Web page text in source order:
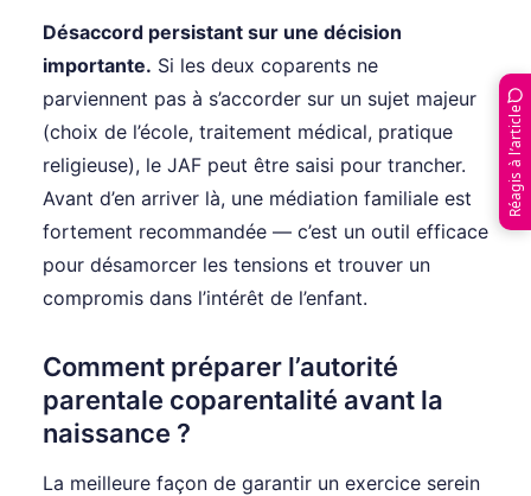
Désaccord persistant sur une décision
importante. Si les deux coparents ne
parviennent pas à s’accorder sur un sujet majeur
(choix de l’école, traitement médical, pratique
religieuse), le JAF peut être saisi pour trancher.
Avant d’en arriver là, une médiation familiale est
fortement recommandée — c’est un outil efficace
pour désamorcer les tensions et trouver un
compromis dans l’intérêt de l’enfant.
Comment préparer l’autorité
parentale coparentalité avant la
naissance ?
La meilleure façon de garantir un exercice serein
Réagis à l’article